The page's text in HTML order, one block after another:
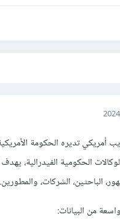
أمريكي تديره الحكومة
الحكومية الفيدرالية،
الباحثين، الشركات، والمطورين.
من البيانات: